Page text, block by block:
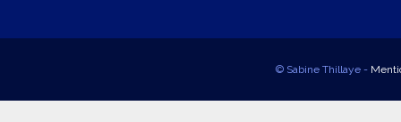
© Sabine Thillaye -